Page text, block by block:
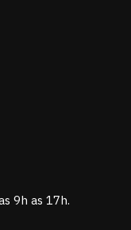
9h as 17h.